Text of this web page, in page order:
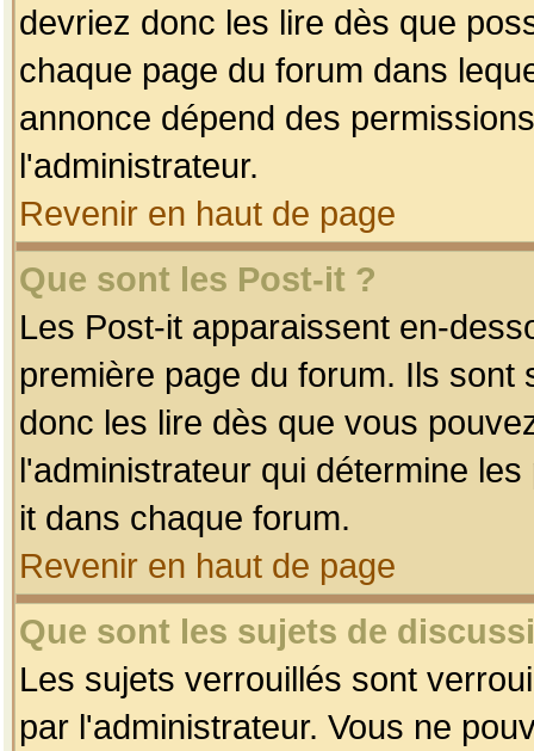
devriez donc les lire dès que
chaque page du forum dans
annonce dépend des
l'administrateur.
Revenir en haut de page
Que sont les Post-it ?
Les Post-it apparaissent en-
première page du forum. Ils
donc les lire dès que vous
l'administrateur qui détermine
it dans chaque forum.
Revenir en haut de page
Que sont les sujets de
Les sujets verrouillés sont
par l'administrateur. Vous ne